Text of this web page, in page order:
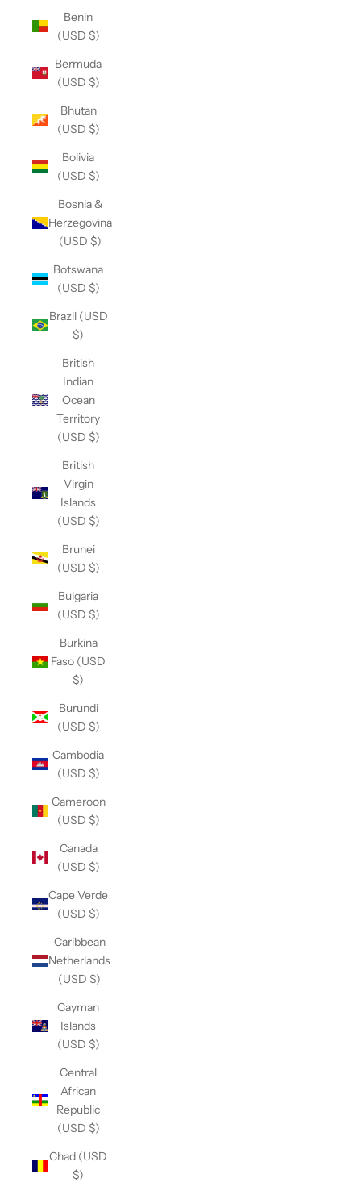
Benin
(USD $)
Bermuda
(USD $)
Bhutan
(USD $)
Bolivia
(USD $)
Bosnia &
Herzegovina
(USD $)
Botswana
(USD $)
Brazil (USD
$)
British
Indian
Ocean
Territory
(USD $)
British
Virgin
Islands
(USD $)
Brunei
(USD $)
Bulgaria
(USD $)
Burkina
Faso (USD
$)
Burundi
(USD $)
Cambodia
(USD $)
Cameroon
(USD $)
Canada
(USD $)
Cape Verde
(USD $)
Caribbean
Netherlands
(USD $)
Cayman
Islands
(USD $)
Central
African
Republic
(USD $)
Chad (USD
$)